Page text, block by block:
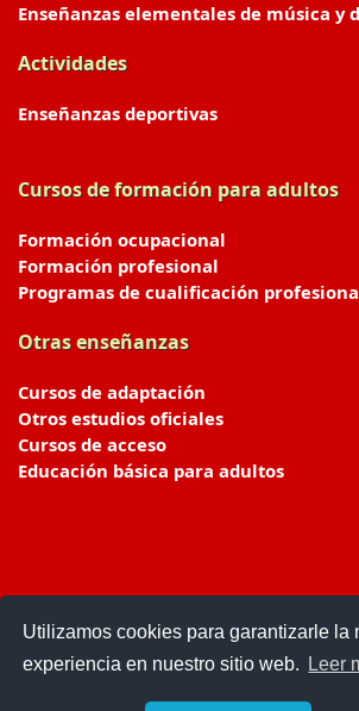
Utilizamos cookies para garantizarle la
experiencia en nuestro sitio web.
Leer
Enseñanzas elementales de música y
Actividades
Enseñanzas deportivas
Cursos de formación para adultos
Formación ocupacional
Formación profesional
Programas de cualificación
Otras enseñanzas
Cursos de adaptación
Otros estudios oficiales
Cursos de acceso
Educación básica para adultos